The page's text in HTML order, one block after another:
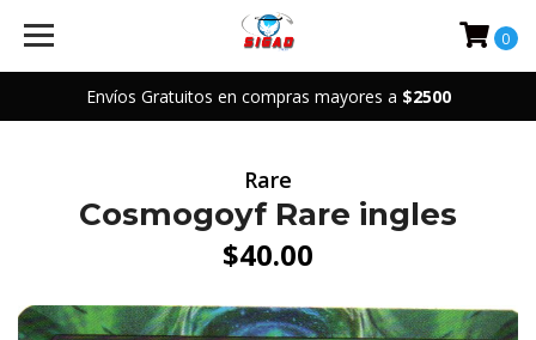
Envíos Gratuitos en compras mayores a $2500
0
Rare
Cosmogoyf Rare ingles
$40.00